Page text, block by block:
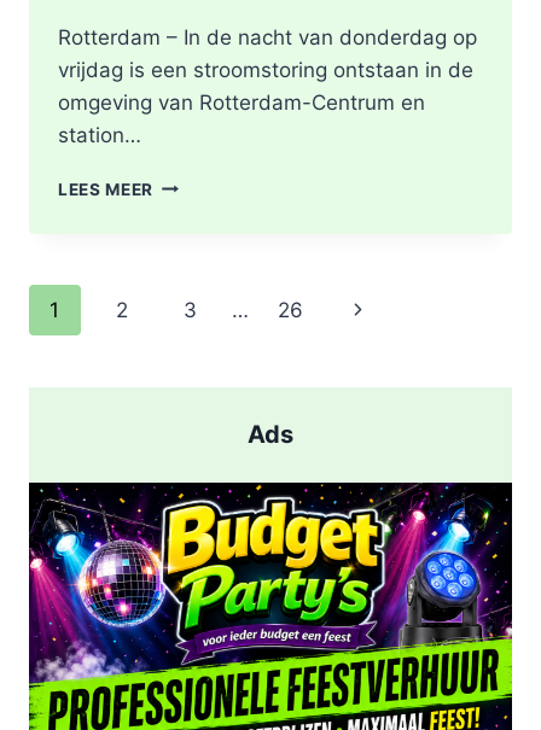
Rotterdam – In de nacht van donderdag op
vrijdag is een stroomstoring ontstaan in de
omgeving van Rotterdam-Centrum en
station…
LEES MEER STROOMSTORING
Paginanavigatie
1 2 3 … 26
Volgende
Ads